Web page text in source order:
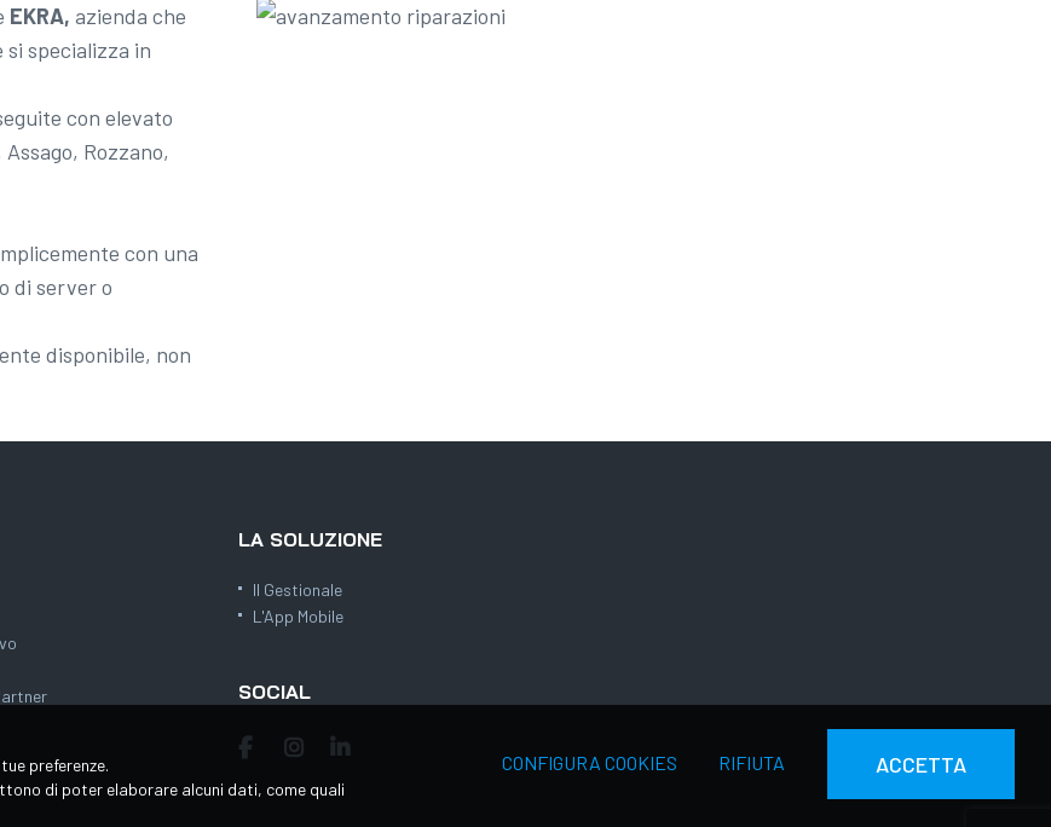
EKRA, azienda che
si specializza in
con elevato
Rozzano,
con una
di server o
disponibile, non
LA SOLUZIONE
Il Gestionale
L'App Mobile
SOCIAL
preferenze.
di poter elaborare alcuni dati, come quali
CONFIGURA COOKIES RIFIUTA ACCETTA